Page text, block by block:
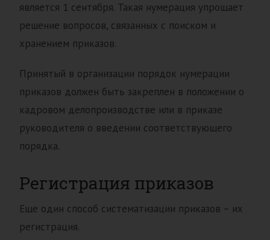
является 1 сентября. Такая нумерация упрощает
решение вопросов, связанных с поиском и
хранением приказов.
Принятый в организации порядок нумерации
приказов должен быть закреплен в положении о
кадровом делопроизводстве или в приказе
руководителя о введении соответствующего
порядка.
Регистрация приказов
Еще один способ систематизации приказов – их
регистрация.